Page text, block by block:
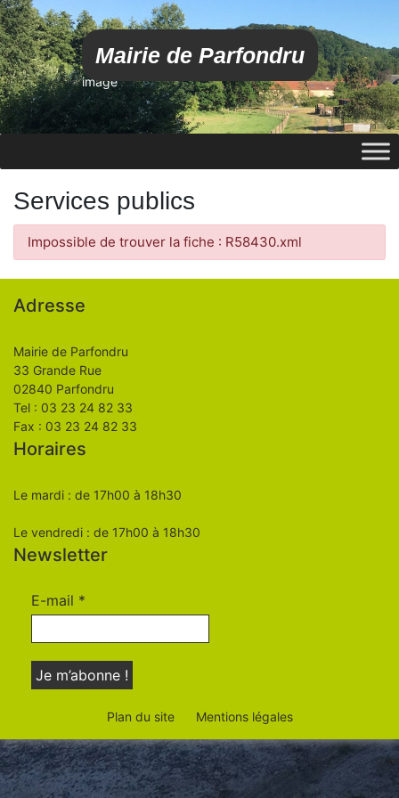
Mairie de Parfondru
image
Services publics
Impossible de trouver la fiche : R58430.xml
Adresse
Mairie de Parfondru
33 Grande Rue
02840 Parfondru
Tel : 03 23 24 82 33
Fax : 03 23 24 82 33
Horaires
Le mardi : de 17h00 à 18h30
Le vendredi : de 17h00 à 18h30
Newsletter
E-mail *
Plan du site Mentions légales